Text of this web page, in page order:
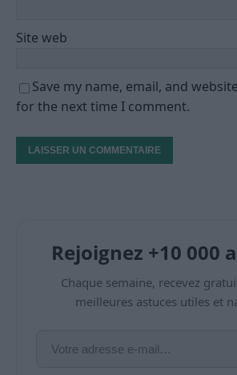
Site web
Save my name, email, and
for the next time I comment.
Rejoignez +10 000
Chaque semaine, recevez
meilleures astuces utiles et